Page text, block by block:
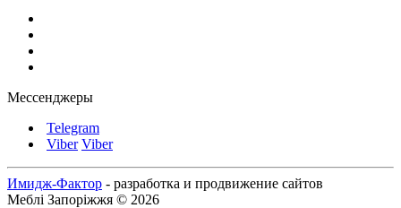
Мессенджеры
Telegram
Viber Viber
Имидж-Фактор - разработка и продвижение сайтов
Меблі Запоріжжя © 2026